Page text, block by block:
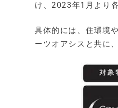
け、2023年1月より
具体的には、住環境
ーツオアシスと共に